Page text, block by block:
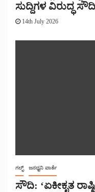
ಸುದ್ದಿಗಳ ವಿರುದ್ಧ
14th July 2026
ಗಲ್ಫ್ ಜನಧ್ವನಿ ವಾರ್ತೆ
ಸೌದಿ: ‘ಏಕೀಕೃತ